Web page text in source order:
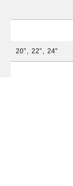
20", 22", 24"